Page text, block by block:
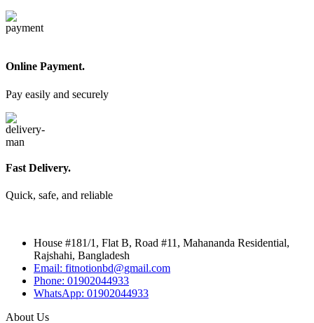
Online Payment.
Pay easily and securely
Fast Delivery.
Quick, safe, and reliable
House #181/1, Flat B, Road #11, Mahananda Residential,
Rajshahi, Bangladesh
Email: fitnotionbd@gmail.com
Phone: 01902044933
WhatsApp: 01902044933
About Us